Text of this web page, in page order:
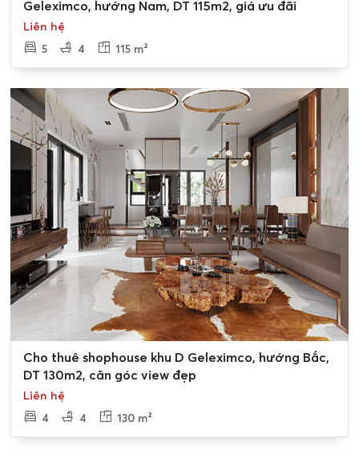
Geleximco, hướng Nam, DT 115m2, giá ưu đãi
Liên hệ
5
4 115 m²
Cho thuê shophouse khu D Geleximco, hướng Bắc,
DT 130m2, căn góc view đẹp
Liên hệ
4
4 130 m²